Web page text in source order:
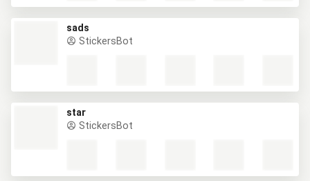
sads
StickersBot
star
StickersBot